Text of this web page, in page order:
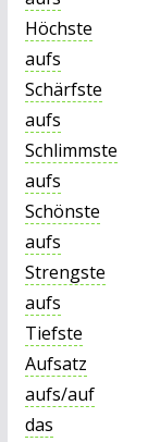
Höchste
aufs
Schärfste
aufs
Schlimmste
aufs
Schönste
aufs
Strengste
aufs
Tiefste
Aufsatz
aufs/auf
das